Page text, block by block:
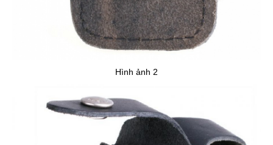
Hình ảnh 2